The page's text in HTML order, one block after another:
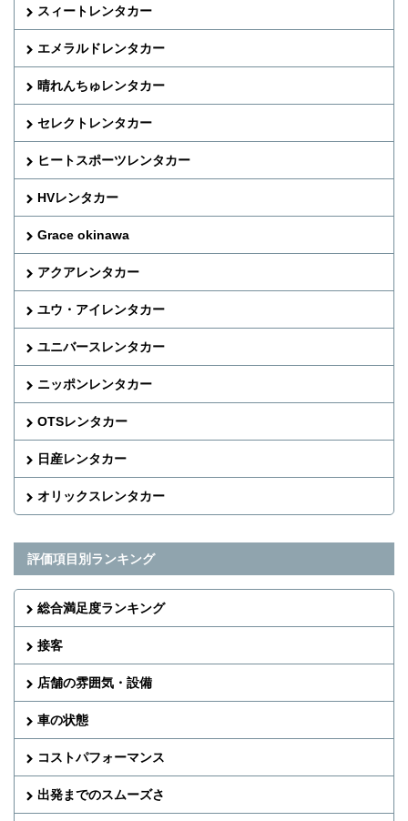
スィートレンタカー
エメラルドレンタカー
晴れんちゅレンタカー
セレクトレンタカー
ヒートスポーツレンタカー
HVレンタカー
Grace okinawa
アクアレンタカー
ユウ・アイレンタカー
ユニバースレンタカー
ニッポンレンタカー
OTSレンタカー
日産レンタカー
オリックスレンタカー
評価項目別ランキング
総合満足度ランキング
接客
店舗の雰囲気・設備
車の状態
コストパフォーマンス
出発までのスムーズさ